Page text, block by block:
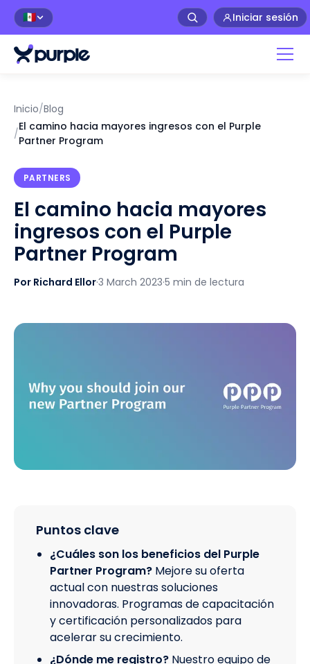
🇲🇽 Iniciar sesión
Inicio/Blog
/
El camino hacia mayores ingresos con el Purple
Partner Program
PARTNERS
El camino hacia mayores
ingresos con el Purple
Partner Program
Por Richard Ellor·3 March 2023·5 min de lectura
Puntos clave
¿Cuáles son los beneficios del Purple
Partner Program? Mejore su oferta
actual con nuestras soluciones
innovadoras. Programas de capacitación
y certificación personalizados para
acelerar su crecimiento.
¿Dónde me registro? Nuestro equipo de